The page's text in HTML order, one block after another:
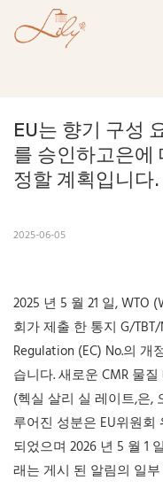
EU는 향기 구성
를 승인하고은에
정할 계획입니다.
2025-06-05
2025 년 5 월 21 일, WTO
회가 제출 한 통지 G/
Regulation (EC) No.의
습니다. 새로운 CMR 물
(헥실 살리 실 레이트,은,
루어진 성분은 EU위원회
되었으며 2026 년 5 월 1
래는 게시 된 알림의 일